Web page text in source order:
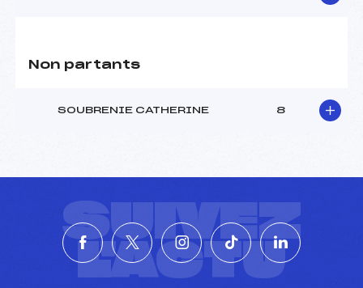
Non partants
SOUBRENIE CATHERINE 8
SUIVEZ
L'ACTU